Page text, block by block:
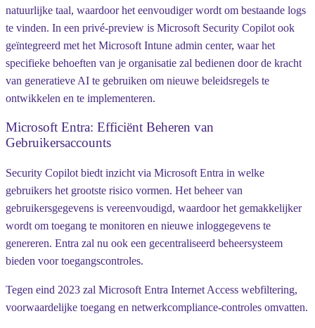
natuurlijke taal, waardoor het eenvoudiger wordt om bestaande logs
te vinden. In een privé-preview is Microsoft Security Copilot ook
geïntegreerd met het Microsoft Intune admin center, waar het
specifieke behoeften van je organisatie zal bedienen door de kracht
van generatieve AI te gebruiken om nieuwe beleidsregels te
ontwikkelen en te implementeren.
Microsoft Entra: Efficiënt Beheren van
Gebruikersaccounts
Security Copilot biedt inzicht via Microsoft Entra in welke
gebruikers het grootste risico vormen. Het beheer van
gebruikersgegevens is vereenvoudigd, waardoor het gemakkelijker
wordt om toegang te monitoren en nieuwe inloggegevens te
genereren. Entra zal nu ook een gecentraliseerd beheersysteem
bieden voor toegangscontroles.
Tegen eind 2023 zal Microsoft Entra Internet Access webfiltering,
voorwaardelijke toegang en netwerkcompliance-controles omvatten.